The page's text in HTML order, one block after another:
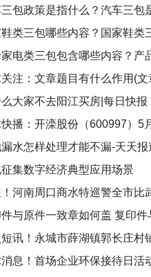
包政策是指什么？汽车三包
鞋类三包哪些内容？国家鞋类
电类三包包含哪些内容？产
注：文章题目有什么作用(
大家不去阳江买房|每日快报
播：开滦股份（600997）5
水怎样处理才能不漏-天天报
集数字经济典型应用场景
河南周口商水特巡警全市比
与原件一致章如何盖 复印
讯！永城市薛湖镇郭长庄村
息！首场企业环保接待日活